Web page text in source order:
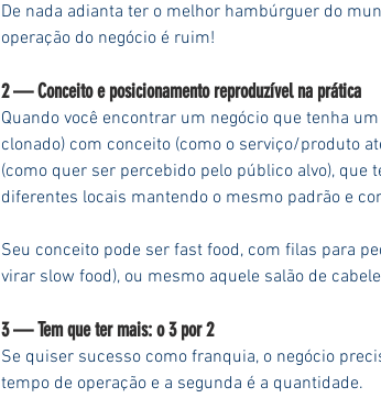
De nada adianta ter o melhor hambúrguer do
operação do negócio é ruim!
2 — Conceito e posicionamento reproduzível na prática
Quando você encontrar um negócio que tenha
clonado) com conceito (como o serviço/produto
(como quer ser percebido pelo público alvo), que
diferentes locais mantendo o mesmo padrão e
Seu conceito pode ser fast food, com filas para
virar slow food), ou mesmo aquele salão de
3 — Tem que ter mais: o 3 por 2
Se quiser sucesso como franquia, o negócio
tempo de operação e a segunda é a quantidade.